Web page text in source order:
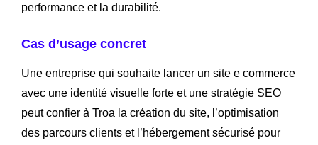
performance et la durabilité.
Cas d’usage concret
Une entreprise qui souhaite lancer un site e commerce
avec une identité visuelle forte et une stratégie SEO
peut confier à Troa la création du site, l’optimisation
des parcours clients et l’hébergement sécurisé pour